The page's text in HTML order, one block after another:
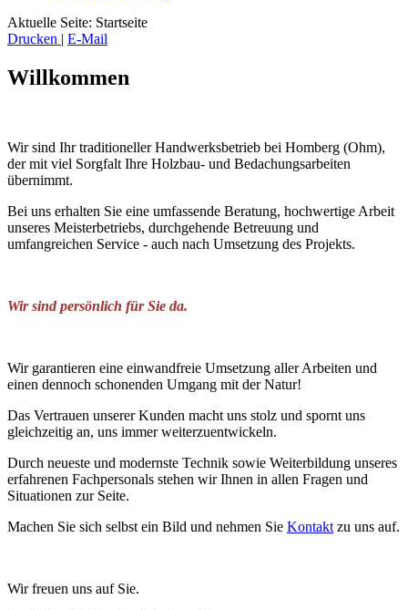
Aktuelle Seite: Startseite
Drucken | E-Mail
Willkommen
Wir sind Ihr traditioneller Handwerksbetrieb bei Homberg (Ohm),
der mit viel Sorgfalt Ihre Holzbau- und Bedachungsarbeiten
übernimmt.
Bei uns erhalten Sie eine umfassende Beratung, hochwertige Arbeit
unseres Meisterbetriebs, durchgehende Betreuung und
umfangreichen Service - auch nach Umsetzung des Projekts.
Wir sind persönlich für Sie da.
Wir garantieren eine einwandfreie Umsetzung aller Arbeiten und
einen dennoch schonenden Umgang mit der Natur!
Das Vertrauen unserer Kunden macht uns stolz und spornt uns
gleichzeitig an, uns immer weiterzuentwickeln.
Durch neueste und modernste Technik sowie Weiterbildung unseres
erfahrenen Fachpersonals stehen wir Ihnen in allen Fragen und
Situationen zur Seite.
Machen Sie sich selbst ein Bild und nehmen Sie Kontakt zu uns auf.
Wir freuen uns auf Sie.